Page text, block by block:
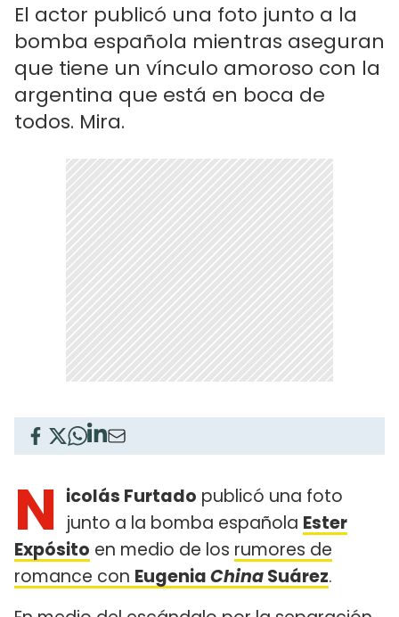
El actor publicó una foto junto a la
bomba española mientras aseguran
que tiene un vínculo amoroso con la
argentina que está en boca de
todos. Mira.
N icolás Furtado publicó una foto
junto a la bomba española Ester
Expósito en medio de los rumores de
romance con EugeniaChinaSuárez.